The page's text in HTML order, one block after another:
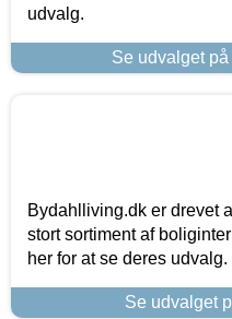
udvalg.
Se udvalget
Bydahlliving.dk er drevet
stort sortiment af
her for at se deres udvalg.
Se udvalget